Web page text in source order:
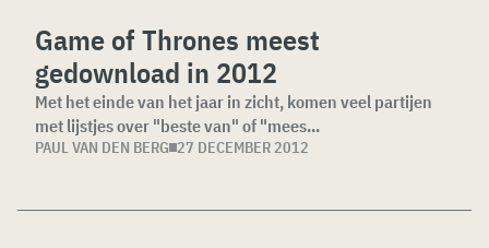
Game of Thrones meest
gedownload in 2012
Met het einde van het jaar in zicht, komen veel partijen
met lijstjes over "beste van" of "mees...
PAUL VAN DEN BERG 27 DECEMBER 2012